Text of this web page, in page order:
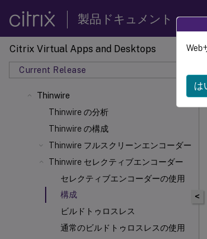
製品ドキュメント
Citrix Virtual Apps and Desktops
Current Release
Thinwire
Thinwire の分析
Thinwire の構成
Thinwire フルスクリーンエンコーダー
Thinwire セレクティブエンコーダー
セレクティブエンコーダーの使用
構成
ビルドトゥロスレス
通常のビルドトゥロスレスの使用
<
Web
は